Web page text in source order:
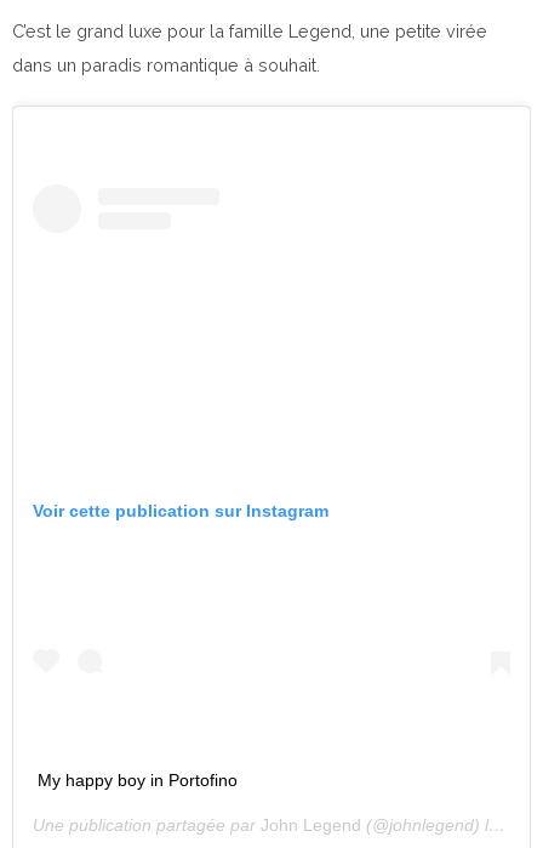
C’est le grand luxe pour la famille Legend, une petite virée
dans un paradis romantique à souhait.
Voir cette publication sur Instagram
My happy boy in Portofino
Une publication partagée par John Legend (@johnlegend) le